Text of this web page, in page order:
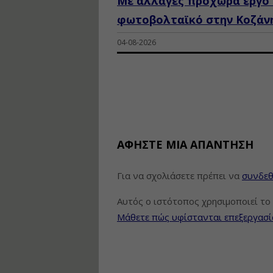
φωτοβολταϊκό στην
04-08-2026
ΑΦΉΣΤΕ ΜΙΑ ΑΠΆΝΤΗΣΗ
Για να σχολιάσετε πρέπει να
Αυτός ο ιστότοπος χρησιμοποιεί
Μάθετε πώς υφίστανται